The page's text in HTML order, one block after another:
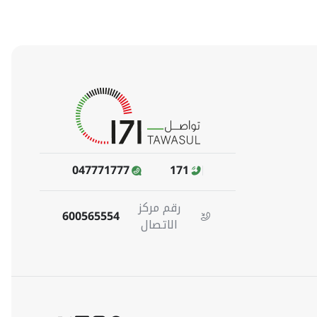
171
047771777
رقم مركز
الاتصال 600565554